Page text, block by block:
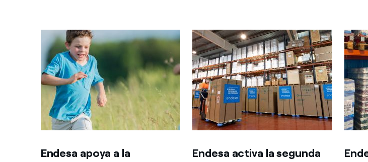
Endesa apoya a la
Endesa activa la segunda